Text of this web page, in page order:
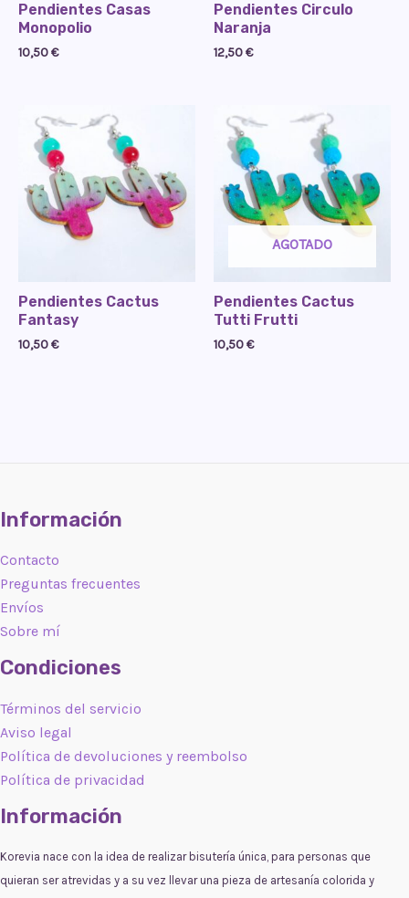
Pendientes Casas
Monopolio
10,50€
Pendientes Circulo
Naranja
12,50€
Pendientes Cactus
Fantasy
10,50€
AGOTADO
Pendientes Cactus
Tutti Frutti
10,50€
Información
Contacto
Preguntas frecuentes
Envíos
Sobre mí
Condiciones
Términos del servicio
Aviso legal
Política de devoluciones y reembolso
Política de privacidad
Información
Korevia nace con la idea de realizar bisutería única, para personas que
quieran ser atrevidas y a su vez llevar una pieza de artesanía colorida y